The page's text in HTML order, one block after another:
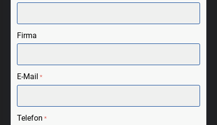
Firma
E-Mail *
Telefon *